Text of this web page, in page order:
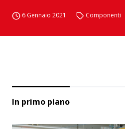
6 Gennaio 2021 Componenti
In primo piano